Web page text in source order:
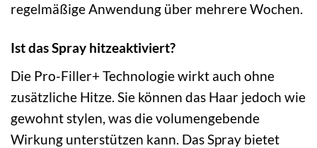
regelmäßige Anwendung über mehrere Wochen.
Ist das Spray hitzeaktiviert?
Die Pro-Filler+ Technologie wirkt auch ohne
zusätzliche Hitze. Sie können das Haar jedoch wie
gewohnt stylen, was die volumengebende
Wirkung unterstützen kann. Das Spray bietet